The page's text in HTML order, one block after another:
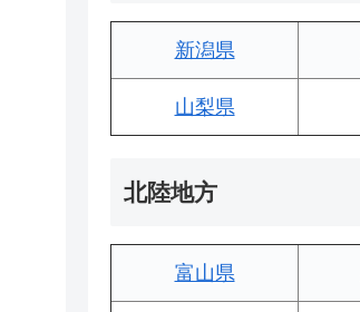
新潟県
山梨県
北陸地方
富山県